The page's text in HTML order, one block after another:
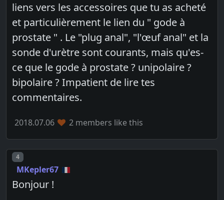
liens vers les accessoires que tu as acheté
et particulièrement le lien du " gode à
prostate " . Le "plug anal", "l'œuf anal" et la
sonde d'urètre sont courants, mais qu'es-
ce que le gode à prostate ? unipolaire ?
bipolaire ? Impatient de lire tes
commentaires.
2018.07.06 2 members like this
Post number
4
MKepler67
Bonjour !